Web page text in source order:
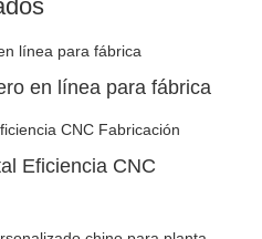
en línea para fábrica
Eficiencia CNC